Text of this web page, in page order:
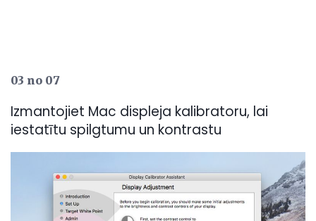
03 no 07
Izmantojiet Mac displeja kalibratoru, lai
iestatītu spilgtumu un kontrastu